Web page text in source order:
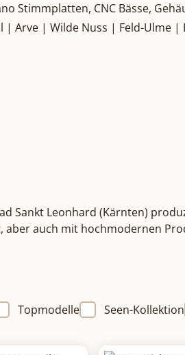
Stimmplatten, CNC Bässe,
| Arve | Wilde Nuss | Feld-Ulme
Sankt Leonhard (Kärnten)
aber auch mit hochmodernen
Topmodelle Seen-Kollektion